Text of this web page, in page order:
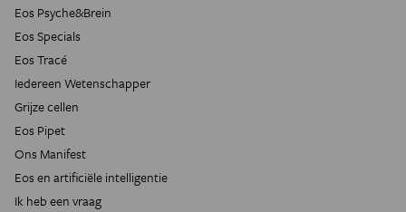
Eos Psyche&Brein
Eos Specials
Eos Tracé
Iedereen Wetenschapper
Grijze cellen
Eos Pipet
Ons Manifest
Eos en artificiële intelligentie
Ik heb een vraag